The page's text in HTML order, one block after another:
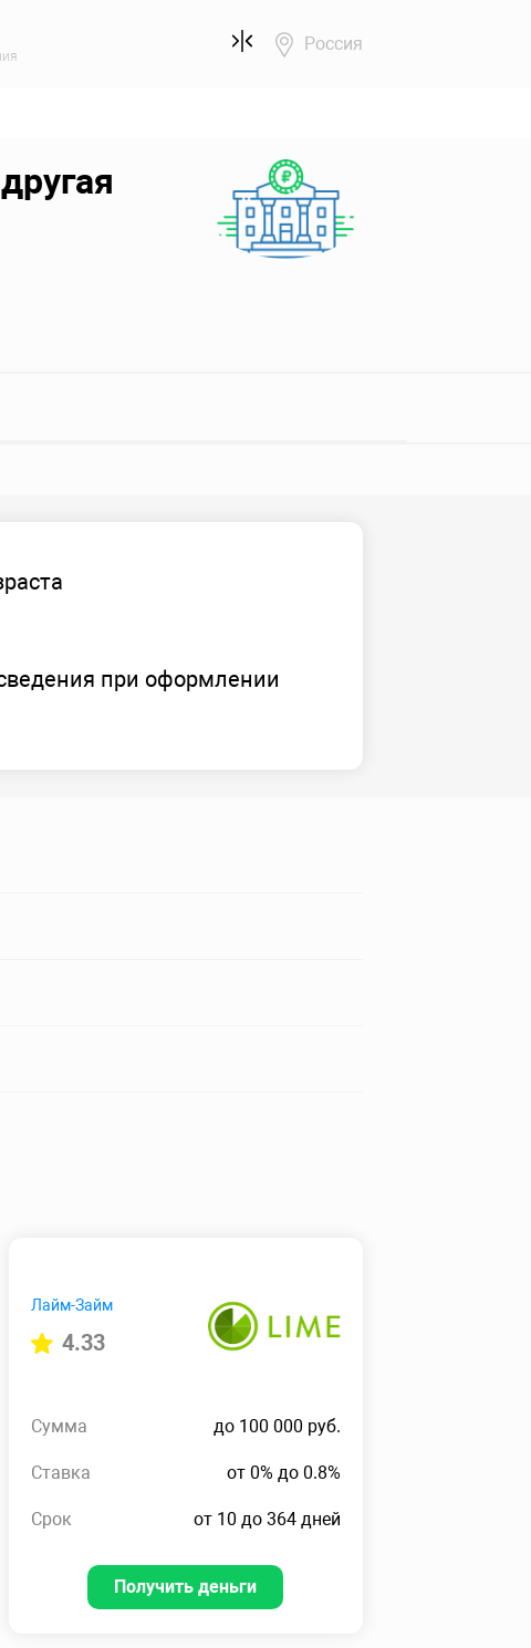
Россия
при оформлении
Лайм-Займ
4.33
Сумма до 100 000 руб.
Ставка от 0% до 0.8%
Срок от 10 до 364 дней
Получить деньги